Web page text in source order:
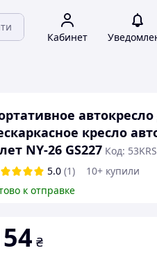
Кабинет
автокресло
кресло
NY-26 GS227 Код:
5.0 (1)
10+ купили
к отправке
₴